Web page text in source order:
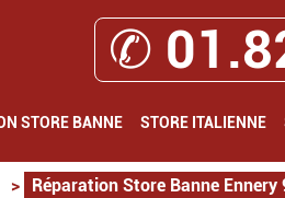
✆
STORE BANNE STORE ITALIENNE
> Réparation Store Banne Ennery